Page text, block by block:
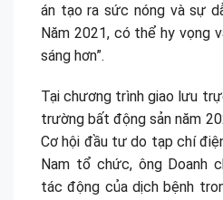
án tạo ra sức nóng và sự
Năm 2021, có thể hy vọng
sáng hơn”.
Tại chương trình giao lưu
trường bất động sản năm
Cơ hội đầu tư do tạp chí
Nam tổ chức, ông Doanh
tác động của dịch bệnh